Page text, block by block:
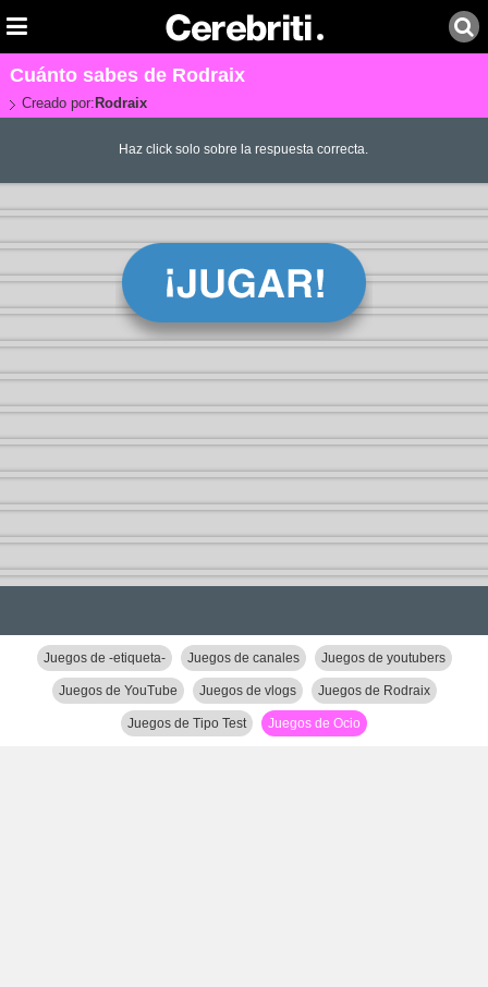
Cuánto sabes de Rodraix
Creado por: Rodraix
Haz click solo sobre la respuesta correcta.
Juegos de -etiqueta- Juegos de canales Juegos de youtubers
Juegos de YouTube Juegos de vlogs Juegos de Rodraix
Juegos de Tipo Test Juegos de Ocio